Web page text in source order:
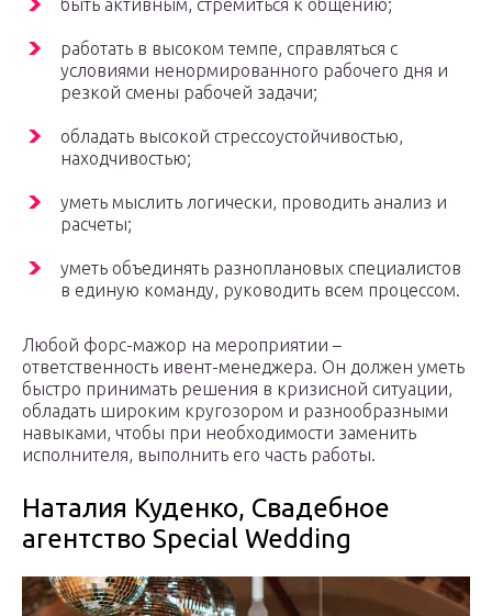
быть активным, стремиться к общению;
работать в высоком темпе, справляться с
условиями ненормированного рабочего дня и
резкой смены рабочей задачи;
обладать высокой стрессоустойчивостью,
находчивостью;
уметь мыслить логически, проводить анализ и
расчеты;
уметь объединять разноплановых специалистов
в единую команду, руководить всем процессом.
Любой форс-мажор на мероприятии –
ответственность ивент-менеджера. Он должен уметь
быстро принимать решения в кризисной ситуации,
обладать широким кругозором и разнообразными
навыками, чтобы при необходимости заменить
исполнителя, выполнить его часть работы.
Наталия Куденко, Свадебное
агентство Special Wedding